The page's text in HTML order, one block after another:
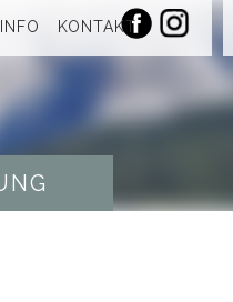
INFO KONTAKT